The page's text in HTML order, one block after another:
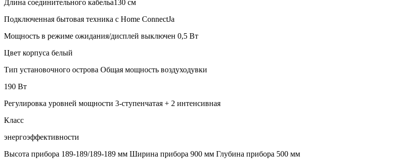
Длина соединительного кабельа130 см
Подключенная бытовая техника с Home ConnectJa
Мощность в режиме ожидания/дисплей выключен 0,5 Вт
Цвет корпуса белый
Тип установочного острова Общая мощность воздуходувки
190 Вт
Регулировка уровней мощности 3-ступенчатая + 2 интенсивная
Класс
энергоэффективности
Высота прибора 189-189/189-189 мм Ширина прибора 900 мм Глубина прибора 500 мм